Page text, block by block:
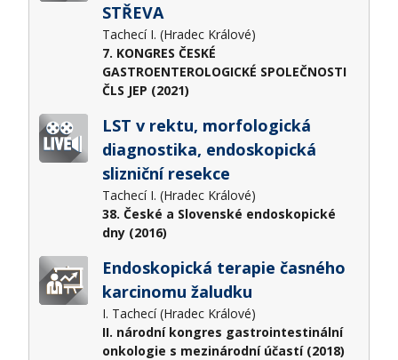
STŘEVA
Tachecí I. (Hradec Králové)
7. KONGRES ČESKÉ
GASTROENTEROLOGICKÉ SPOLEČNOSTI
ČLS JEP (2021)
LST v rektu, morfologická
diagnostika, endoskopická
slizniční resekce
Tachecí I. (Hradec Králové)
38. České a Slovenské endoskopické
dny (2016)
Endoskopická terapie časného
karcinomu žaludku
I. Tachecí (Hradec Králové)
II. národní kongres gastrointestinální
onkologie s mezinárodní účastí (2018)